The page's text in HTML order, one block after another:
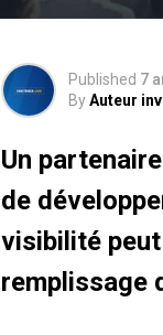
Published 7
ByAuteur
Un
de
visibilité
remplissage